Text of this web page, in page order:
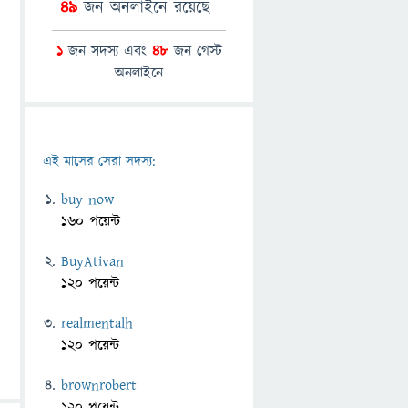
49 জন অনলাইনে রয়েছে
1জন সদস্য এবং 48জন গেস্ট
অনলাইনে
এই মাসের সেরা সদস্য:
buy now
160 পয়েন্ট
BuyAtivan
120 পয়েন্ট
realmentalh
120 পয়েন্ট
brownrobert